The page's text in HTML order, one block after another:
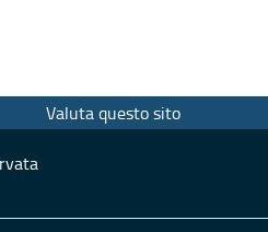
Valuta questo sito